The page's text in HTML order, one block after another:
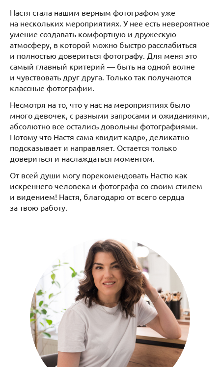
Настя стала нашим верным фотографом уже
на нескольких мероприятиях. У нее есть невероятное
умение создавать комфортную и дружескую
атмосферу, в которой можно быстро расслабиться
и полностью довериться фотографу. Для меня это
самый главный критерий — быть на одной волне
и чувствовать друг друга. Только так получаются
классные фотографии.
Несмотря на то, что у нас на мероприятиях было
много девочек, с разными запросами и ожиданиями,
абсолютно все остались довольны фотографиями.
Потому что Настя сама «видит кадр», деликатно
подсказывает и направляет. Остается только
довериться и наслаждаться моментом.
От всей души могу порекомендовать Настю как
искреннего человека и фотографа со своим стилем
и видением! Настя, благодарю от всего сердца
за твою работу.